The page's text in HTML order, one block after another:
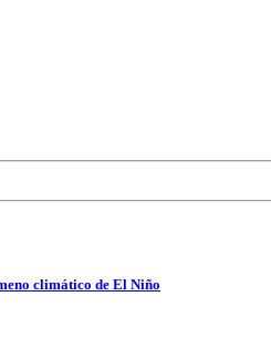
climático de El Niño